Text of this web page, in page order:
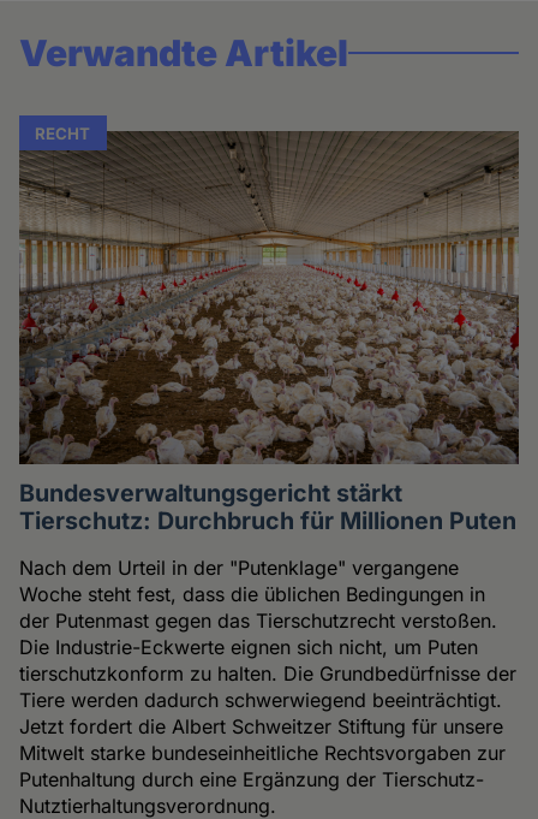
Verwandte Artikel
RECHT
Bundesverwaltungsgericht stärkt
Tierschutz: Durchbruch für Millionen Puten
Nach dem Urteil in der "Putenklage" vergangene
Woche steht fest, dass die üblichen Bedingungen in
der Putenmast gegen das Tierschutzrecht verstoßen.
Die Industrie-Eckwerte eignen sich nicht, um Puten
tierschutzkonform zu halten. Die Grundbedürfnisse der
Tiere werden dadurch schwerwiegend beeinträchtigt.
Jetzt fordert die Albert Schweitzer Stiftung für unsere
Mitwelt starke bundeseinheitliche Rechtsvorgaben zur
Putenhaltung durch eine Ergänzung der Tierschutz-
Nutztierhaltungsverordnung.